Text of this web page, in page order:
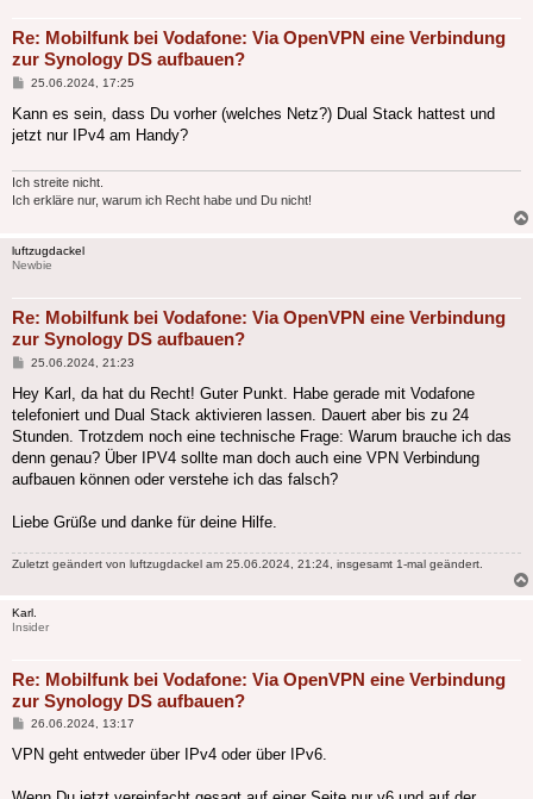
Re: Mobilfunk bei Vodafone: Via OpenVPN eine Verbindung
zur Synology DS aufbauen?
Beitrag
25.06.2024, 17:25
Kann es sein, dass Du vorher (welches Netz?) Dual Stack hattest und
jetzt nur IPv4 am Handy?
Ich streite nicht.
Ich erkläre nur, warum ich Recht habe und Du nicht!
luftzugdackel
Newbie
Re: Mobilfunk bei Vodafone: Via OpenVPN eine Verbindung
zur Synology DS aufbauen?
Beitrag
25.06.2024, 21:23
Hey Karl, da hat du Recht! Guter Punkt. Habe gerade mit Vodafone
telefoniert und Dual Stack aktivieren lassen. Dauert aber bis zu 24
Stunden. Trotzdem noch eine technische Frage: Warum brauche ich das
denn genau? Über IPV4 sollte man doch auch eine VPN Verbindung
aufbauen können oder verstehe ich das falsch?
Liebe Grüße und danke für deine Hilfe.
Zuletzt geändert von luftzugdackel am 25.06.2024, 21:24, insgesamt 1-mal geändert.
Karl.
Insider
Re: Mobilfunk bei Vodafone: Via OpenVPN eine Verbindung
zur Synology DS aufbauen?
Beitrag
26.06.2024, 13:17
VPN geht entweder über IPv4 oder über IPv6.